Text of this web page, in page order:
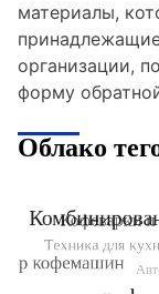
материалы,
организации,
форму
Облако